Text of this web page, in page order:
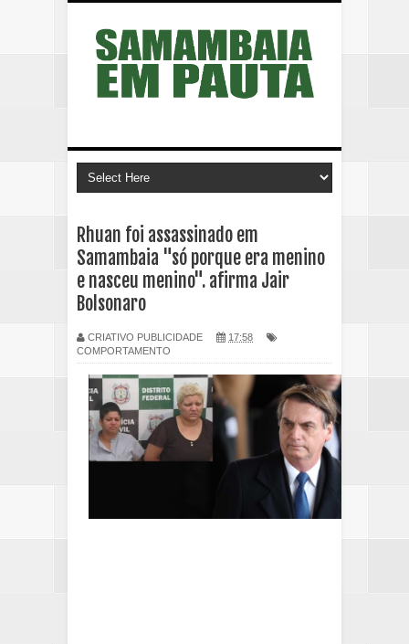
Rhuan foi assassinado em
Samambaia "só porque era menino
e nasceu menino". afirma Jair
Bolsonaro
CRIATIVO PUBLICIDADE
17:58
COMPORTAMENTO